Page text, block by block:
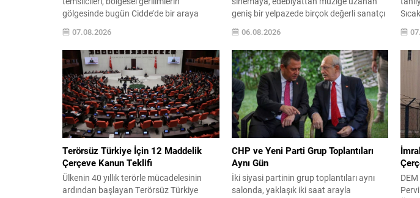
gölgesinde bugün Cidde’de bir araya
gelerek ortak bir savunma anlaşmasını
resmileştirmeye hazırlanıyor. Üç ülkenin
yetkilileri, son dönemde artan çatışmalar
ve deniz taşımacılığındaki aksaklıkların
yarattığı riskleri gerekçe göstererek
uzlaşma sağladı. Görüşmeye ilişkin bilgi
veren Suudi askeri kaynaklar, uzun
süredir müzakere edilen metnin son...
07.08.2026
geniş bir yelpazede birçok değerli sanatçı
ve aydın aramızdan ayrıldı. Her biri kendi
alanında iz bırakan isimlerin vefatı, kültür
ve sanat camiasında derin üzüntü
yarattı. Kaybettiklerimizin anısına,
yaşamları boyunca üretip bıraktıkları
eserler ve katkılar yeniden hatırlanıyor;
sanat dünyasının hafızasında kalıcı...
06.08.2026
etti.
bin
Terörsüz Türkiye İçin 12 Maddelik
Çerçeve Kanun Teklifi
Ülkenin 40 yıllık terörle mücadelesinin
ardından başlayan Terörsüz Türkiye
CHP ve Yeni Parti Grup Toplantıları
Aynı Gün
İki siyasi partinin grup toplantıları aynı
salonda, yaklaşık iki saat arayla